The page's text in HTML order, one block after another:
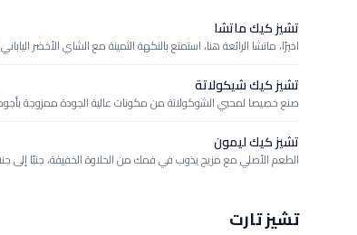
تشيز كيك ماتشا
اخيرًا، ماتشا الرائعة هنا، استمتع بالنكهة الثمينة مع الشاي الأخضر
تشيز كيك شيكولاتة
صنع خصيصا لمحبي الشوكولاتة من مكونات عالية الجودة ممزوجة بأجود
تشيز كيك ليمون
الطعم الأصلي مع مزيج يذوب في فمك من الحلاوة الخفيفة، جنبًا إلى
تشيز تارت